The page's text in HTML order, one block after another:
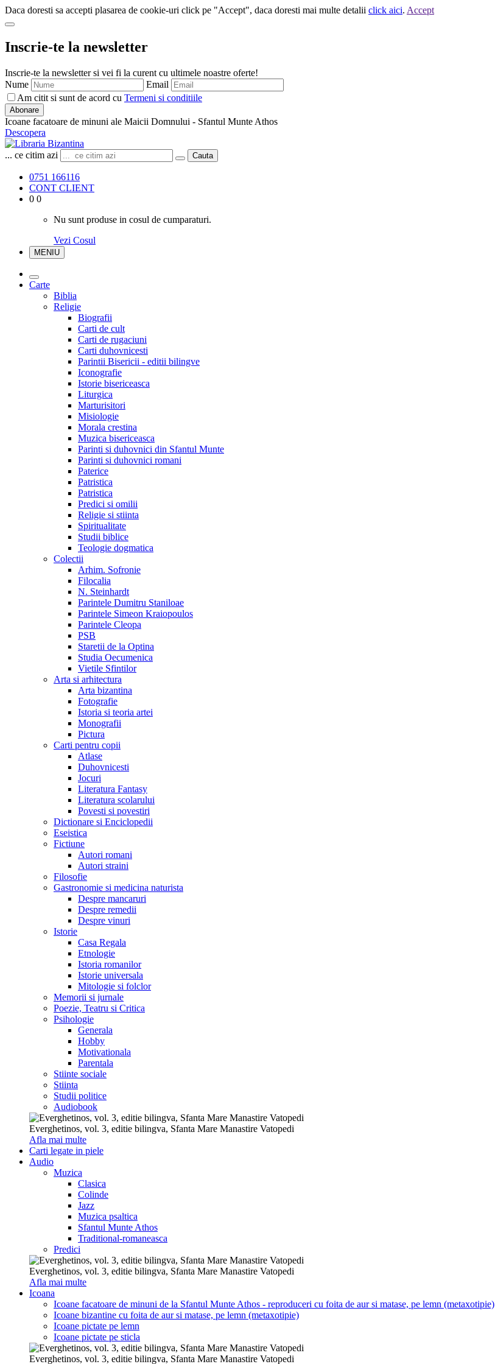
Daca doresti sa accepti plasarea de cookie-uri click pe "Accept", daca doresti mai multe detalii click aici. Accept
Inscrie-te la newsletter
Inscrie-te la newsletter si vei fi la curent cu ultimele noastre oferte!
Nume
Email
Am citit si sunt de acord cu Termeni si conditiile
Abonare
Icoane facatoare de minuni ale Maicii Domnului - Sfantul Munte Athos
Descopera
... ce citim azi Cauta
0751 166116
CONT CLIENT
0 0
Nu sunt produse in cosul de cumparaturi.
Vezi Cosul
MENIU
Carte
Biblia
Religie
Biografii
Carti de cult
Carti de rugaciuni
Carti duhovnicesti
Parintii Bisericii - editii bilingve
Iconografie
Istorie bisericeasca
Liturgica
Marturisitori
Misiologie
Morala crestina
Muzica bisericeasca
Parinti si duhovnici din Sfantul Munte
Parinti si duhovnici romani
Paterice
Patristica
Patristica
Predici si omilii
Religie si stiinta
Spiritualitate
Studii biblice
Teologie dogmatica
Colectii
Arhim. Sofronie
Filocalia
N. Steinhardt
Parintele Dumitru Staniloae
Parintele Simeon Kraiopoulos
Parintele Cleopa
PSB
Staretii de la Optina
Studia Oecumenica
Vietile Sfintilor
Arta si arhitectura
Arta bizantina
Fotografie
Istoria si teoria artei
Monografii
Pictura
Carti pentru copii
Atlase
Duhovnicesti
Jocuri
Literatura Fantasy
Literatura scolarului
Povesti si povestiri
Dictionare si Enciclopedii
Eseistica
Fictiune
Autori romani
Autori straini
Filosofie
Gastronomie si medicina naturista
Despre mancaruri
Despre remedii
Despre vinuri
Istorie
Casa Regala
Etnologie
Istoria romanilor
Istorie universala
Mitologie si folclor
Memorii si jurnale
Poezie, Teatru si Critica
Psihologie
Generala
Hobby
Motivationala
Parentala
Stiinte sociale
Stiinta
Studii politice
Audiobook
Everghetinos, vol. 3, editie bilingva, Sfanta Mare Manastire Vatopedi
Afla mai multe
Carti legate in piele
Audio
Muzica
Clasica
Colinde
Jazz
Muzica psaltica
Sfantul Munte Athos
Traditional-romaneasca
Predici
Everghetinos, vol. 3, editie bilingva, Sfanta Mare Manastire Vatopedi
Afla mai multe
Icoana
Icoane facatoare de minuni de la Sfantul Munte Athos - reproduceri cu foita de aur si matase, pe lemn (metaxotipie)
Icoane bizantine cu foita de aur si matase, pe lemn (metaxotipie)
Icoane pictate pe lemn
Icoane pictate pe sticla
Everghetinos, vol. 3, editie bilingva, Sfanta Mare Manastire Vatopedi